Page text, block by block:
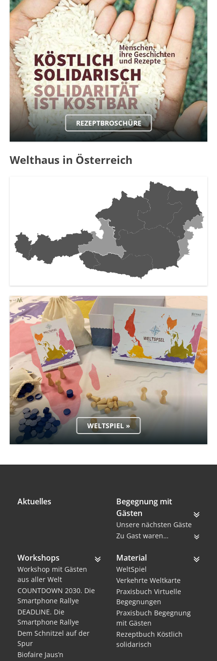
REZEPTBROSCHÜRE
Welthaus in Österreich
WELTSPIEL »
Aktuelles
Begegnung mit
Gästen
Unsere nächsten Gäste
Zu Gast waren…
Workshops
Workshop mit Gästen
aus aller Welt
COUNTDOWN 2030. Die
Smartphone Rallye
DEADLINE. Die
Smartphone Rallye
Dem Schnitzel auf der
Spur
Biofaire Jaus’n
Material
WeltSpiel
Verkehrte Weltkarte
Praxisbuch Virtuelle
Begegnungen
Praxisbuch Begegnung
mit Gästen
Rezeptbuch Köstlich
solidarisch